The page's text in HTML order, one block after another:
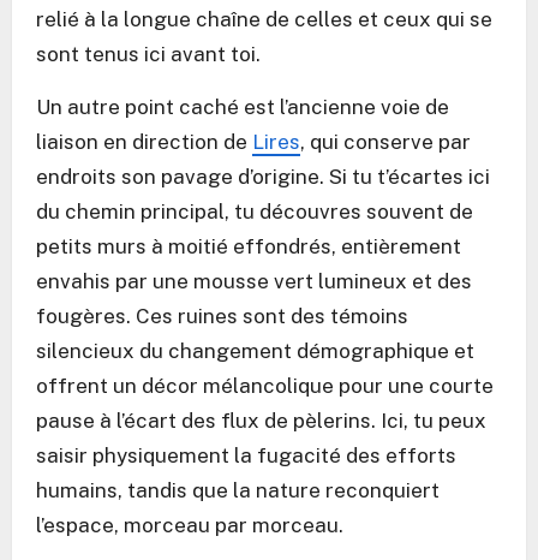
relié à la longue chaîne de celles et ceux qui se
sont tenus ici avant toi.
Un autre point caché est l’ancienne voie de
liaison en direction de Lires, qui conserve par
endroits son pavage d’origine. Si tu t’écartes ici
du chemin principal, tu découvres souvent de
petits murs à moitié effondrés, entièrement
envahis par une mousse vert lumineux et des
fougères. Ces ruines sont des témoins
silencieux du changement démographique et
offrent un décor mélancolique pour une courte
pause à l’écart des flux de pèlerins. Ici, tu peux
saisir physiquement la fugacité des efforts
humains, tandis que la nature reconquiert
l’espace, morceau par morceau.